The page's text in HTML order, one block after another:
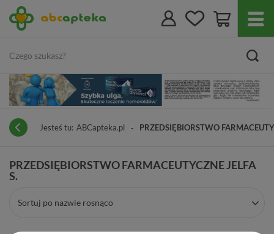
Jesteś tu: ABCapteka.pl PRZEDSIĘBIORSTWO
PRZEDSIĘBIORSTWO FARMACEUTYCZNE JELFA
S.
Sortuj po nazwie rosnąco